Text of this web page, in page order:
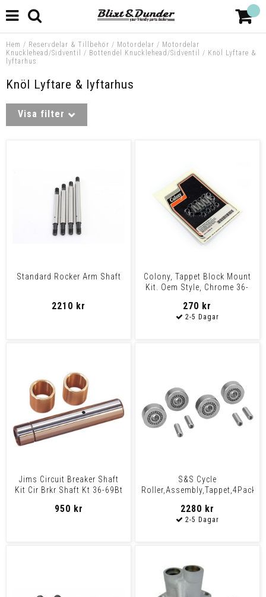
Hem / Reservdelar & Tillbehör / Motordelar / Motordelar
Knucklehead/Sidventil
/ Bottendel Knucklehead/Sidventil / Knöl Lyftare &
lyftarhus
Knöl Lyftare & lyftarhus
Visa filter
Standard Rocker Arm Shaft
2210 kr
Colony, Tappet Block Mount
Kit. Oem Style, Chrome 36-
270 kr
Jims Circuit Breaker Shaft
Kit Cir Brkr Shaft Kt 36-69Bt
950 kr
S&S Cycle
Roller,Assembly,Tappet,4Pack
2280 kr